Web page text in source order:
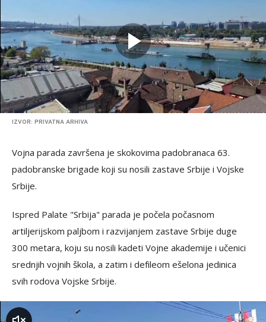
IZVOR: PRIVATNA ARHIVA
Vojna parada završena je skokovima padobranaca 63.
padobranske brigade koji su nosili zastave Srbije i Vojske
Srbije.
Ispred Palate "Srbija" parada je počela počasnom
artiljerijskom paljbom i razvijanjem zastave Srbije duge
300 metara, koju su nosili kadeti Vojne akademije i učenici
srednjih vojnih škola, a zatim i defileom ešelona jedinica
svih rodova Vojske Srbije.